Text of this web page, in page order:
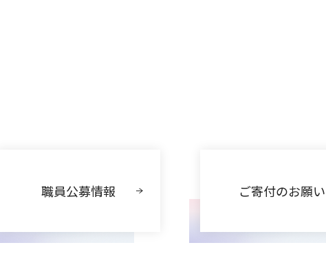
職員公募情報 ご寄付のお願い